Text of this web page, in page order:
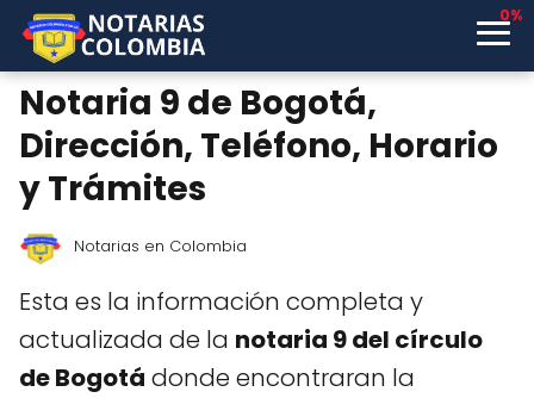
0%
Notaria 9 de Bogotá,
Dirección, Teléfono, Horario
y Trámites
Notarias en Colombia
Esta es la información completa y
actualizada de la notaria 9 del círculo
de Bogotá donde encontraran la